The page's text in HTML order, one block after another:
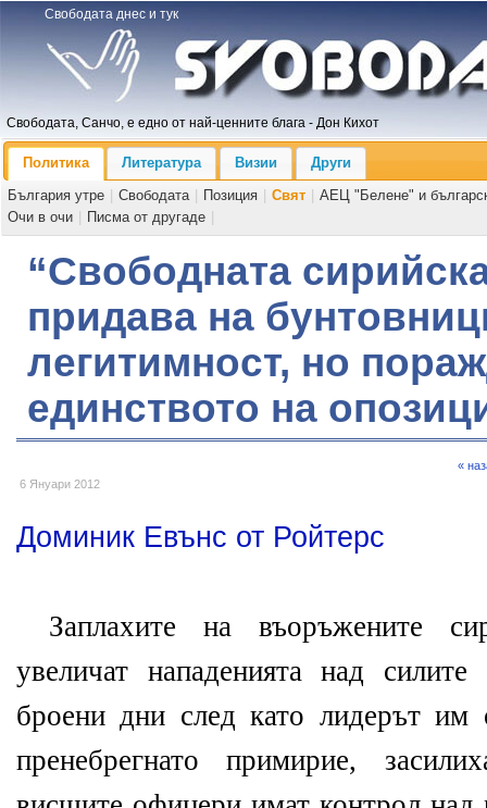
Свободата днес и тук
Свободата, Санчо, е едно от най-ценните блага - Дон Кихот
Политика Литература Визии
Други
България утре
Свободата Позиция Свят
АЕЦ "Белене" и
Очи в очи
Писма от другаде
“Свободната
придава на
легитимност, но
единството на
6 Януари 2012
«
Доминик Евънс от Ройтерс
Заплахите на въоръжените
увеличат нападенията над силите
броени дни след като лидерът им
пренебрегнато примирие,